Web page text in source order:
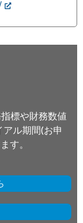
標や財務数値
ル期間(お申
す。